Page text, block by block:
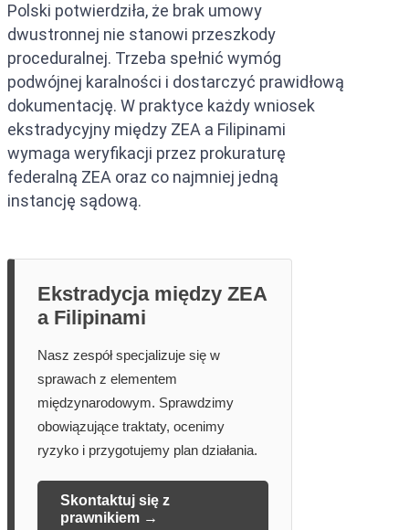
Polski potwierdziła, że brak umowy
dwustronnej nie stanowi przeszkody
proceduralnej. Trzeba spełnić wymóg
podwójnej karalności i dostarczyć prawidłową
dokumentację. W praktyce każdy wniosek
ekstradycyjny między ZEA a Filipinami
wymaga weryfikacji przez prokuraturę
federalną ZEA oraz co najmniej jedną
instancję sądową.
Ekstradycja między ZEA
a Filipinami
Nasz zespół specjalizuje się w
sprawach z elementem
międzynarodowym. Sprawdzimy
obowiązujące traktaty, ocenimy
ryzyko i przygotujemy plan działania.
Skontaktuj się z
prawnikiem →